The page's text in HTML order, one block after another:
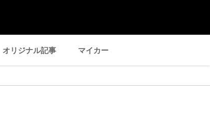
オリジナル記事 マイカー